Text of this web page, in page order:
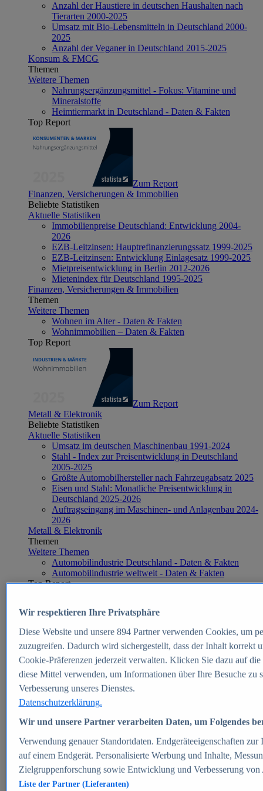
Anzahl der Haustiere in deutschen Haushalten nach
Tierarten 2000-2025
Umsatz mit Bio-Lebensmitteln in Deutschland 2000-
2025
Anzahl der Veganer in Deutschland 2015-2025
Konsum & FMCG
Themen
Weitere Themen
Nahrungsergänzungsmittel - Fokus: Vitamine und
Mineralstoffe
Heimtiermarkt in Deutschland - Daten & Fakten
Top Report
Zum Report
Finanzen, Versicherungen & Immobilien
Beliebte Statistiken
Aktuelle Statistiken
Immobilienpreise Deutschland: Entwicklung 2004-
2026
EZB-Leitzinsen: Hauptrefinanzierungssatz 1999-2025
EZB-Leitzinsen: Entwicklung Einlagesatz 1999-2025
Mietpreisentwicklung in Berlin 2012-2026
Mietenindex für Deutschland 1995-2025
Finanzen, Versicherungen & Immobilien
Themen
Weitere Themen
Wohnen im Alter - Daten & Fakten
Wohnimmobilien – Daten & Fakten
Top Report
Zum Report
Metall & Elektronik
Beliebte Statistiken
Aktuelle Statistiken
Umsatz im deutschen Maschinenbau 1991-2024
Stahl - Index zur Preisentwicklung in Deutschland
2005-2025
Größte Automobilhersteller nach Fahrzeugabsatz 2025
Eisen und Stahl: Monatliche Preisentwicklung in
Deutschland 2025-2026
Auftragseingang im Maschinen- und Anlagenbau 2024-
2026
Metall & Elektronik
Themen
Weitere Themen
Automobilindustrie Deutschland - Daten & Fakten
Automobilindustrie weltweit - Daten & Fakten
Top Report
Zum Report
E-commerce
Beliebte Statistiken
Aktuelle Statistiken
E-Commerce - Entwicklung des Umsatzes in
Deutschland 1999-2025
Umsatz von Amazon in Deutschland und weltweit
2010-2025
B2C-E-Commerce: Top-50 Online Shops in
Deutschland 2024
Marktanteile von Online-Zahlungsverfahren in
Deutschland 2024
Umsatzstarke Warengruppen im Online-Handel in
Deutschland 2023-2025
Wir respektieren Ihre Privatsphäre
Diese Website und unsere 894Partner verwenden Cookies, um
zuzugreifen. Dadurch wird sichergestellt, dass der Inhalt korrekt
Cookie-Präferenzen jederzeit verwalten. Klicken Sie dazu auf
diese Mittel verwenden, um Informationen über Ihre Besuche
Verbesserung unseres Dienstes.
Datenschutzerklärung.
Wir und unsere Partner verarbeiten Daten, um Folgendes
Verwendung genauer Standortdaten. Endgeräteeigenschaften
auf einem Endgerät. Personalisierte Werbung und Inhalte,
Zielgruppenforschung sowie Entwicklung und Verbesserung von
Liste der Partner (Lieferanten)